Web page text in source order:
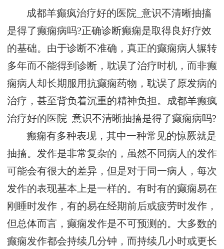
成都羊癫疯治疗好的医院_意识不清晰抽搐
是得了癫痫病吗?正确诊断癫痫是取得良好疗效
的基础。由于诊断不准确，真正的癫痫病人辗转
多年而不能得到诊断，耽误了治疗时机，而非癫
痫病人却长期服用抗癫痫药物，耽误了原发病的
治疗，甚至背负着沉重的精神负担。成都羊癫疯
治疗好的医院_意识不清晰抽搐是得了癫痫病吗?
癫痫有多种表现，其中一种常见的惊厥就是
抽搐。发作是非常复杂的，虽然不同病人的发作
可能会有很大的差异，但是对于同一病人，每次
发作的表现基本上是一样的。有时有的癫痫易在
刚睡时发作，有的易在经期前后或疲劳时发作，
但总体而言，癫痫发作是不可预测的。大多数的
癫痫发作都会持续几分钟，而持续几小时或更长